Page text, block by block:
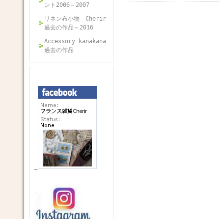
ント2006～2007
リネン布小物 Cherir
過去の作品～2016
Accessory kanakana
過去の作品